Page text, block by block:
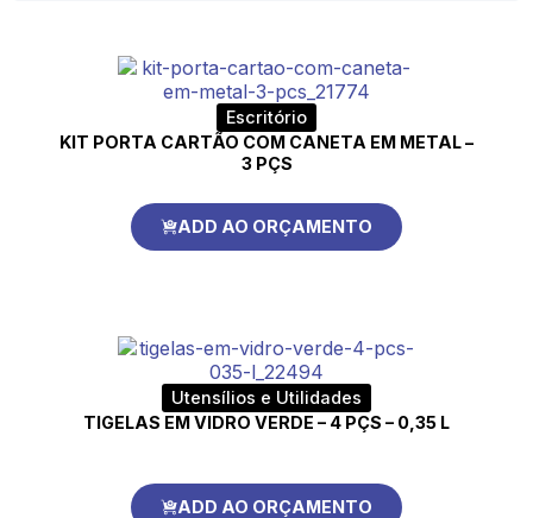
Escritório
KIT PORTA CARTÃO COM CANETA EM METAL –
3 PÇS
ADD AO ORÇAMENTO
Utensílios e Utilidades
TIGELAS EM VIDRO VERDE – 4 PÇS – 0,35 L
ADD AO ORÇAMENTO